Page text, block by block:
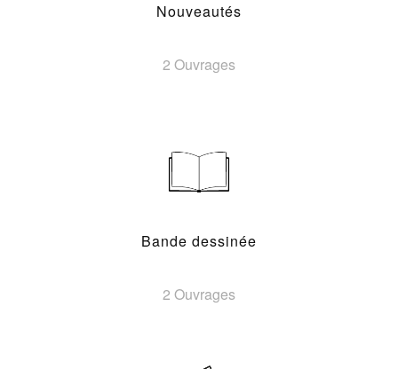
Nouveautés
2 Ouvrages
Bande dessinée
2 Ouvrages